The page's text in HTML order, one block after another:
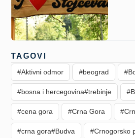
TAGOVI
#Aktivni odmor #beograd
#bosna i hercegovina#trebinje
#cena gora #Crna Gora
#crna gora#Budva #Crnogorsko